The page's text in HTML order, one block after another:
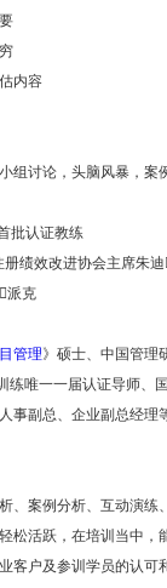
内容
组讨论，头脑风暴，案
批认证教练
绩效改进协会主席朱
派克
管理》硕士、中国管理
练唯一一届认证导师、
事副总、企业副总经
、案例分析、互动演
松活跃，在培训当中
客户及参训学员的认可